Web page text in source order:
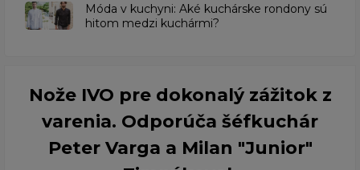
​Móda v kuchyni: Aké kuchárske rondony sú
hitom medzi kuchármi?
Nože IVO pre dokonalý zážitok z
varenia. Odporúča šéfkuchár
Peter Varga a Milan "Junior"